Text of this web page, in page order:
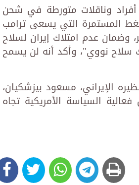
أفراد وناقلات متورطة في شحن
المستمرة التي يسعى ترامب
وضمان عدم امتلاك إيران لسلاح
سلاح نووي"، وأكد أنه لن يسمح
الإيراني، مسعود بيزشكيان،
السياسة الأمريكية تجاه